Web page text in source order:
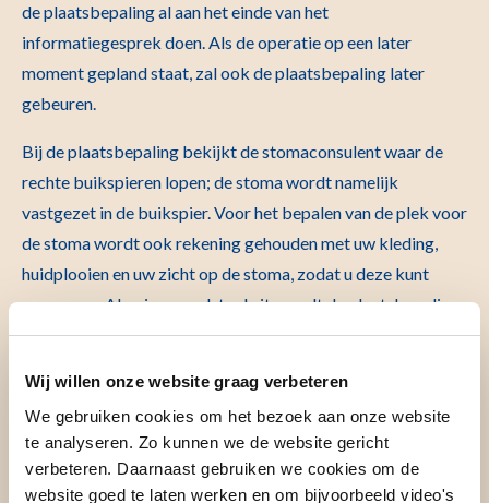
Wij willen onze website graag verbeteren
We gebruiken cookies om het bezoek aan onze website
te analyseren. Zo kunnen we de website gericht
verbeteren. Daarnaast gebruiken we cookies om de
website goed te laten werken en om bijvoorbeeld video's
de plaatsbepaling al aan het einde van het
informatiegesprek doen. Als de operatie op een later
moment gepland staat, zal ook de plaatsbepaling later
gebeuren.
Bij de plaatsbepaling bekijkt de stomaconsulent waar de
rechte buikspieren lopen; de stoma wordt namelijk
vastgezet in de buikspier. Voor het bepalen van de plek voor
de stoma wordt ook rekening gehouden met uw kleding,
huidplooien en uw zicht op de stoma, zodat u deze kunt
verzorgen. Als u in een rolstoel zit, wordt de plaatsbepaling
gedaan in een zittende positie. De stomaplaats wordt
Oefenen met het stomamateriaal
Nadat de plaats voor de stoma is aangegeven op uw buik,